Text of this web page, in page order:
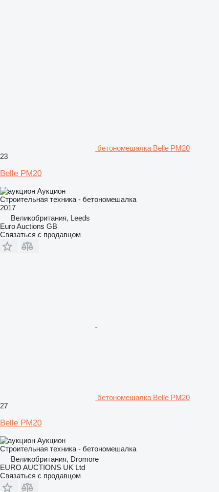
бетономешалка Belle PM20
23
Belle PM20
Аукцион
Строительная техника - бетономешалка
2017
Великобритания, Leeds
Euro Auctions GB
Связаться с продавцом
бетономешалка Belle PM20
27
Belle PM20
Аукцион
Строительная техника - бетономешалка
Великобритания, Dromore
EURO AUCTIONS UK Ltd
Связаться с продавцом